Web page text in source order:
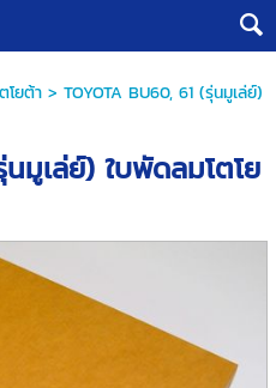
โยต้า> TOYOTA BU60, 61 (รุ่นมูเล่ย์)
มูเล่ย์) ใบพัดลมโตโย